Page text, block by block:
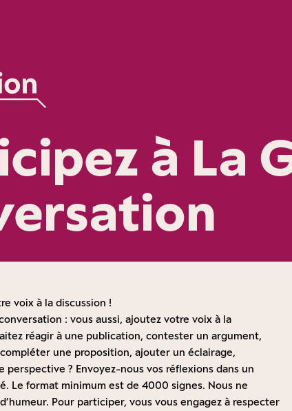
à La
voix à la discussion !
: vous aussi, ajoutez votre voix à la
réagir à une publication, contester un argument,
une proposition, ajouter un éclairage,
perspective ? Envoyez-nous vos réflexions dans un
Le format minimum est de 4000 signes. Nous ne
Pour participer, vous vous engagez à respecter